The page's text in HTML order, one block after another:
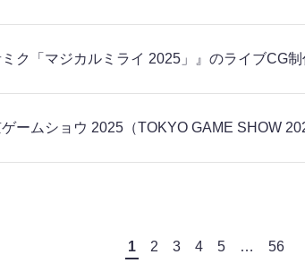
ミク「マジカルミライ 2025」』のライブCG制
ゲームショウ 2025（TOKYO GAME SHOW
1 2 3 4 5 … 56